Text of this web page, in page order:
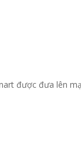
được đưa lên